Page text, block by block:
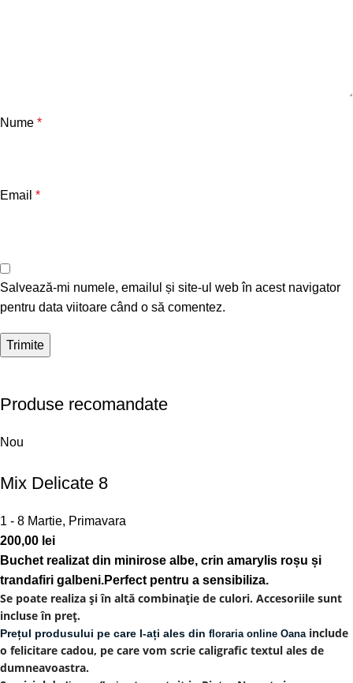
Nume *
Email *
Salvează-mi numele, emailul și site-ul web în acest navigator
pentru data viitoare când o să comentez.
Produse recomandate
Nou
Mix Delicate 8
1 - 8 Martie, Primavara
200,00 lei
Buchet realizat din minirose albe, crin amarylis roșu și
trandafiri galbeni.Perfect pentru a sensibiliza.
Se poate realiza și în altă combinație de culori. Accesoriile sunt
incluse în preț.
Prețul produsului pe care l-ați ales din floraria online Oanainclude
o felicitare cadou, pe care vom scrie caligrafic textul ales de
dumneavoastra.